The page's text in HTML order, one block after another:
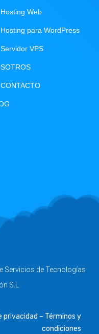
Hosting Web
Hosting para WordPress
Servidor VPS
CONTACTO
Servicios de Tecnologías
S.L
privacidad – Términos y
condiciones